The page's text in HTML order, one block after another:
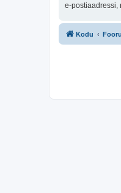
e-postiaadressi,
Kodu